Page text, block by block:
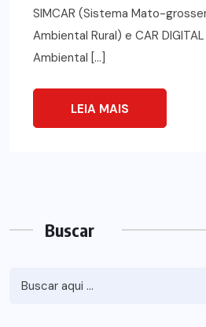
SIMCAR (Sistema Mato-
Ambiental Rural) e CAR
Ambiental […]
LEIA MAIS
Buscar